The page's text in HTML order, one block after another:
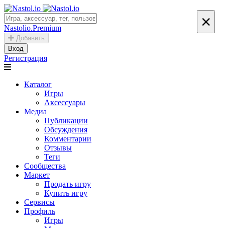
Nastolio.Premium
Добавить
Вход
Регистрация
Каталог
Игры
Аксессуары
Медиа
Публикации
Обсуждения
Комментарии
Отзывы
Теги
Сообщества
Маркет
Продать игру
Купить игру
Сервисы
Профиль
Игры
×